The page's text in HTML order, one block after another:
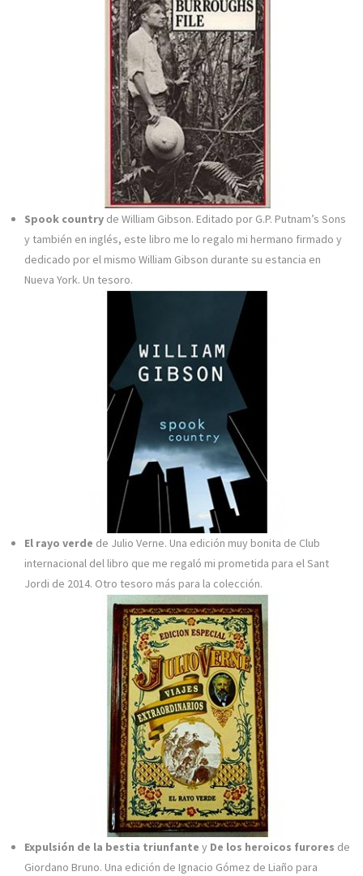
Spook country de William Gibson. Editado por G.P. Putnam’s Sons
y también en inglés, este libro me lo regalo mi hermano firmado y
dedicado por el mismo William Gibson durante su estancia en
Nueva York. Un tesoro.
El rayo verde de Julio Verne. Una edición muy bonita de Club
internacional del libro que me regaló mi prometida para el Sant
Jordi de 2014. Otro tesoro más para la colección.
Expulsión de la bestia triunfante y De los heroicos furores de
Giordano Bruno. Una edición de Ignacio Gómez de Liaño para